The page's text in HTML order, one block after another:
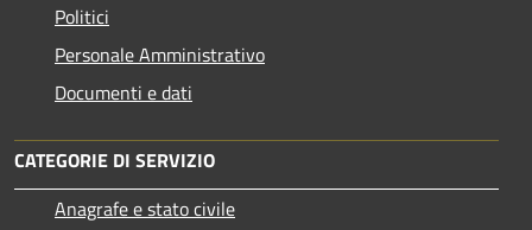
Politici
Personale Amministrativo
Documenti e dati
CATEGORIE DI SERVIZIO
Anagrafe e stato civile